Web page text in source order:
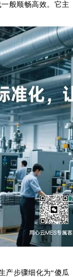
般顺畅高效。它主
产步骤细化为“傻瓜